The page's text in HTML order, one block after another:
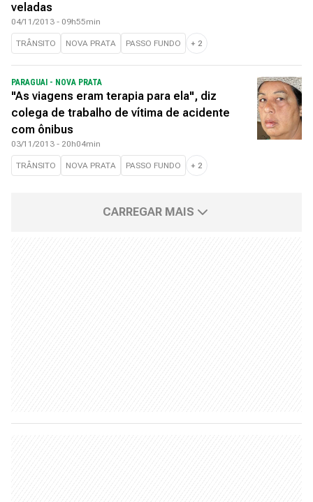
veladas
04/11/2013 - 09h55min
TRÂNSITO NOVA PRATA PASSO FUNDO + 2
PARAGUAI - NOVA PRATA
"As viagens eram terapia para ela", diz
colega de trabalho de vítima de acidente
com ônibus
03/11/2013 - 20h04min
TRÂNSITO NOVA PRATA PASSO FUNDO + 2
CARREGAR MAIS